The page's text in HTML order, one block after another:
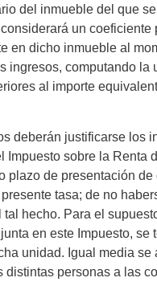
del inmueble del que
un coeficiente
en dicho inmueble al
ingresos, computando
al importe
deberán justificarse los
Impuesto sobre la Renta
plazo de presentación
tasa; de no
tal hecho. Para el
en este Impuesto,
unidad. Igual media
distintas personas a las